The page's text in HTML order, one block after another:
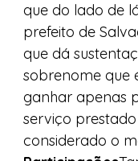
que do lado de
prefeito de
que dá
sobrenome que
ganhar apenas
serviço
considerado o